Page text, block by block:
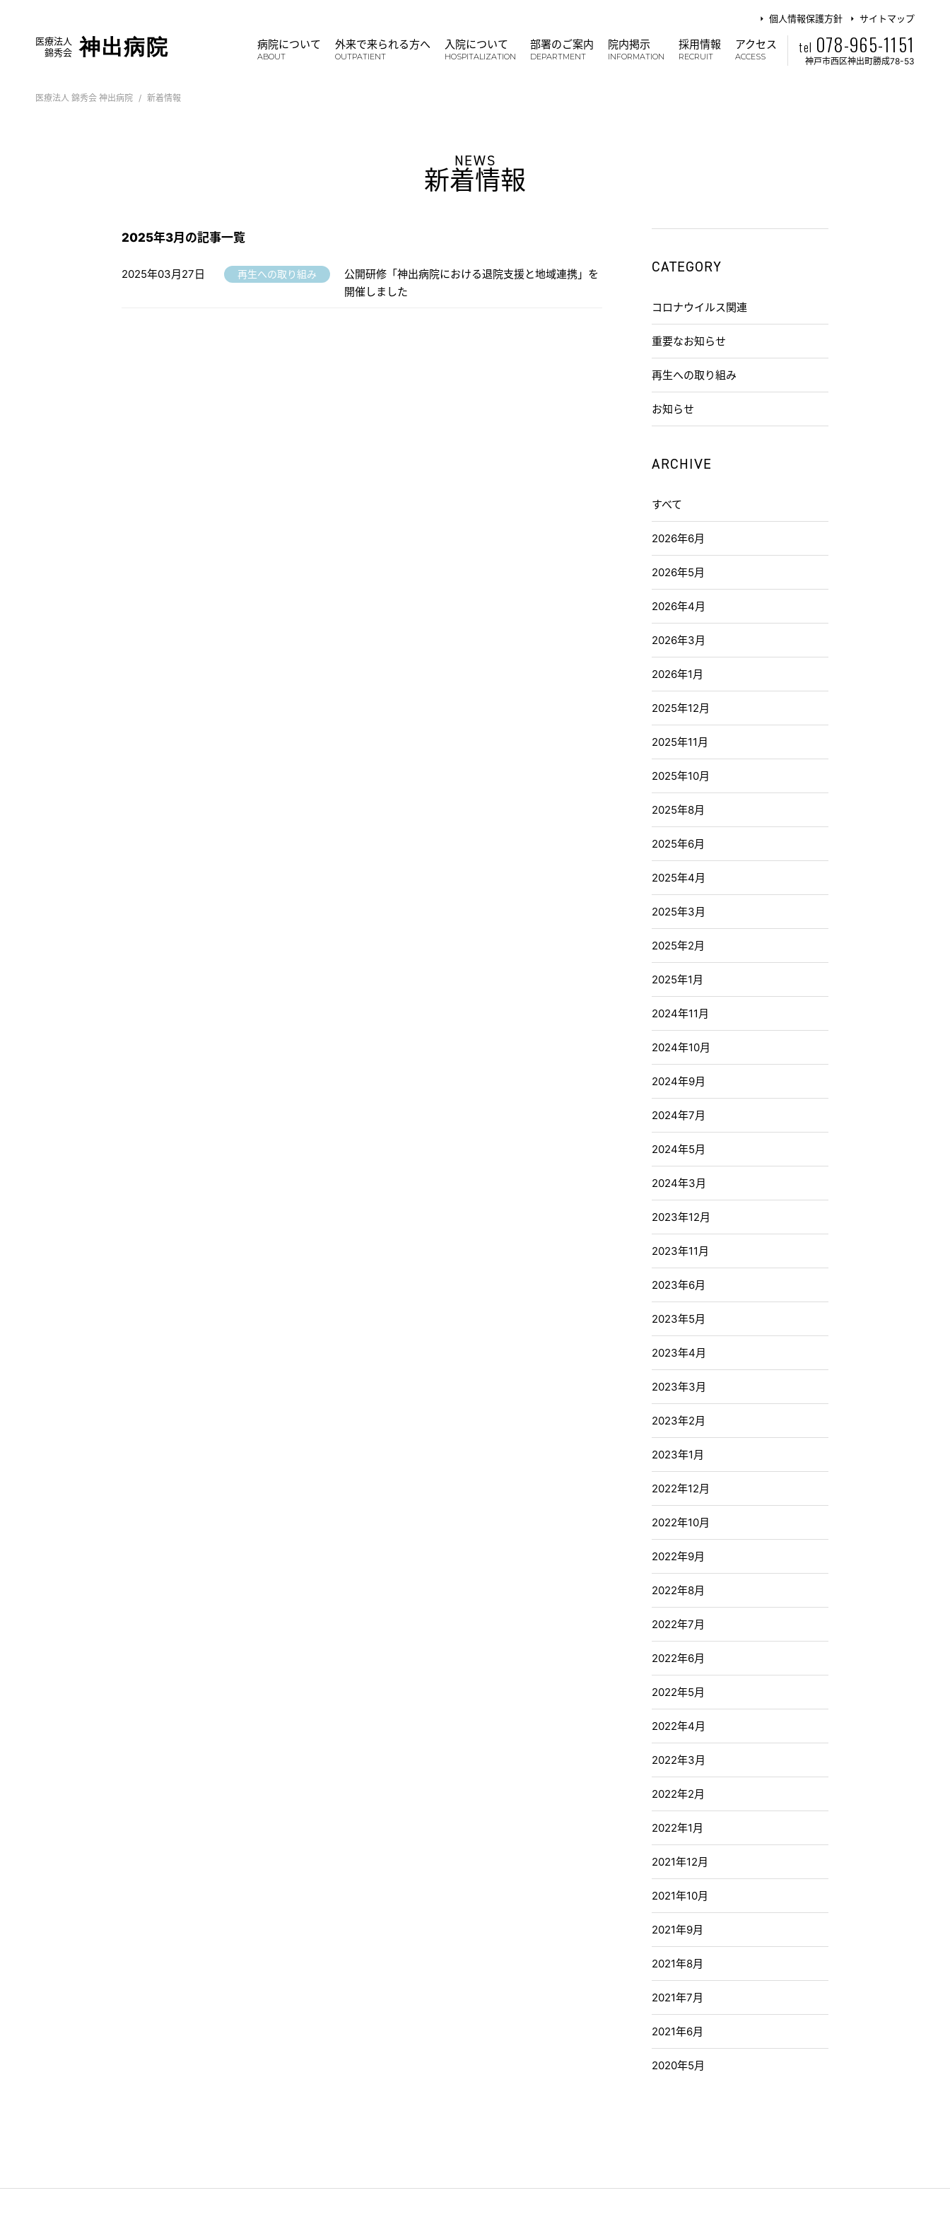
個人情報保護方針
サイトマップ
医療法人
錦秀会
神出病院 病院について
ABOUT
外来で来られる方へ
OUTPATIENT
入院について
HOSPITALIZATION
部署のご案内
DEPARTMENT
院内掲示
INFORMATION
採用情報
RECRUIT
アクセス
ACCESS
tel 078-965-1151
神戸市西区神出町勝成78-53
医療法人 錦秀会 神出病院 新着情報
NEWS
新着情報
2025年3月の記事一覧
2025年03月27日 再生への取り組み
公開研修「神出病院における退院支援と地域連携」を
開催しました
CATEGORY
コロナウイルス関連
重要なお知らせ
再生への取り組み
お知らせ
ARCHIVE
すべて
2026年6月
2026年5月
2026年4月
2026年3月
2026年1月
2025年12月
2025年11月
2025年10月
2025年8月
2025年6月
2025年4月
2025年3月
2025年2月
2025年1月
2024年11月
2024年10月
2024年9月
2024年7月
2024年5月
2024年3月
2023年12月
2023年11月
2023年6月
2023年5月
2023年4月
2023年3月
2023年2月
2023年1月
2022年12月
2022年10月
2022年9月
2022年8月
2022年7月
2022年6月
2022年5月
2022年4月
2022年3月
2022年2月
2022年1月
2021年12月
2021年10月
2021年9月
2021年8月
2021年7月
2021年6月
2020年5月